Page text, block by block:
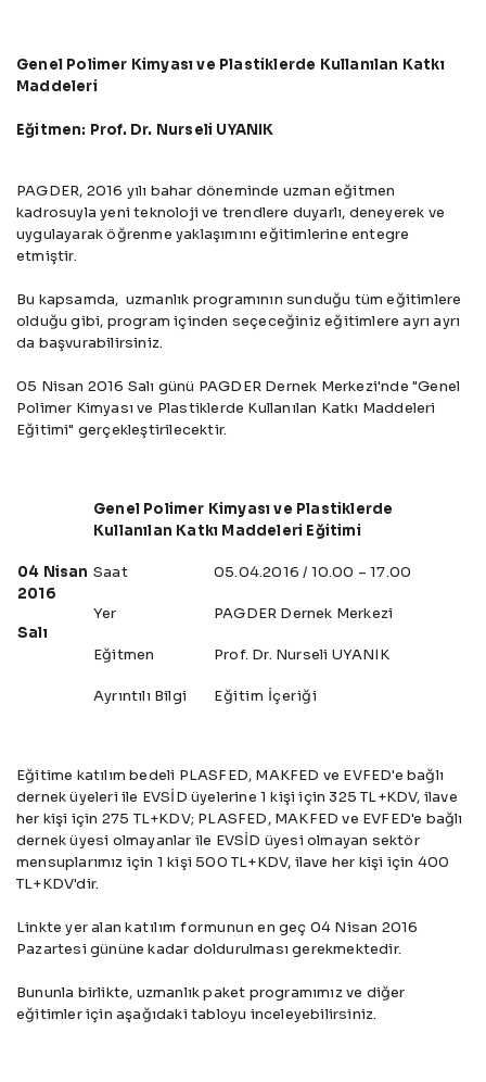
Genel Polimer Kimyası ve Plastiklerde Kullanılan Katkı
Maddeleri
Eğitmen: Prof. Dr. Nurseli UYANIK
PAGDER, 2016 yılı bahar döneminde uzman eğitmen
kadrosuyla yeni teknoloji ve trendlere duyarlı, deneyerek ve
uygulayarak öğrenme yaklaşımını eğitimlerine entegre
etmiştir.
Bu kapsamda, uzmanlık programının sunduğu tüm eğitimlere
olduğu gibi, program içinden seçeceğiniz eğitimlere ayrı ayrı
da başvurabilirsiniz.
05 Nisan 2016 Salı günü PAGDER Dernek Merkezi'nde "Genel
Polimer Kimyası ve Plastiklerde Kullanılan Katkı Maddeleri
Eğitimi" gerçekleştirilecektir.
04 Nisan
2016
Salı
Genel Polimer Kimyası ve Plastiklerde
Kullanılan Katkı Maddeleri Eğitimi
Saat 05.04.2016 / 10.00 – 17.00
Yer PAGDER Dernek Merkezi
Eğitmen Prof. Dr. Nurseli UYANIK
Ayrıntılı Bilgi Eğitim İçeriği
Eğitime katılım bedeli PLASFED, MAKFED ve EVFED'e bağlı
dernek üyeleri ile EVSİD üyelerine 1 kişi için 325 TL+KDV, ilave
her kişi için 275 TL+KDV; PLASFED, MAKFED ve EVFED'e bağlı
dernek üyesi olmayanlar ile EVSİD üyesi olmayan sektör
mensuplarımız için 1 kişi 500 TL+KDV, ilave her kişi için 400
TL+KDV'dir.
Linkte yer alankatılım formunun en geç 04 Nisan 2016
Pazartesi gününe kadar doldurulması gerekmektedir.
Bununla birlikte, uzmanlık paket programımız ve diğer
eğitimler için aşağıdaki tabloyu inceleyebilirsiniz.